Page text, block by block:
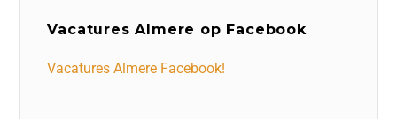
Vacatures Almere op Facebook
Vacatures Almere Facebook!